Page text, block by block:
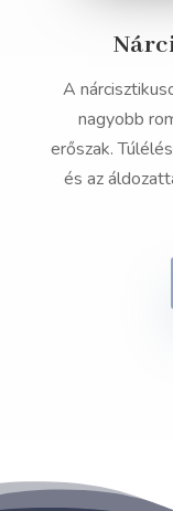
A
nagyobb
erőszak.
és az